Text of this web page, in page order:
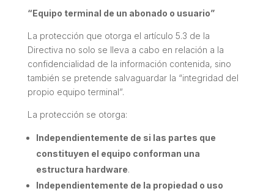
“Equipo terminal de un abonado o usuario”
La protección que otorga el artículo 5.3 de la
Directiva no solo se lleva a cabo en relación a la
confidencialidad de la información contenida, sino
también se pretende salvaguardar la “integridad del
propio equipo terminal”.
La protección se otorga:
Independientemente de si las partes que
constituyen el equipo conforman una
estructura hardware.
Independientemente de la propiedad o uso